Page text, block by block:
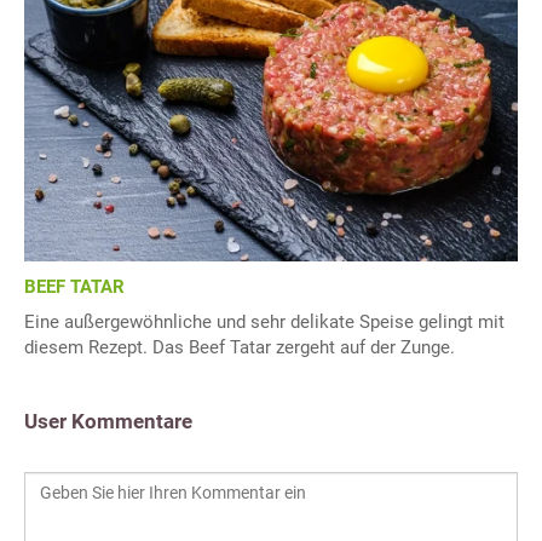
BEEF TATAR
Eine außergewöhnliche und sehr delikate Speise gelingt mit
diesem Rezept. Das Beef Tatar zergeht auf der Zunge.
User Kommentare